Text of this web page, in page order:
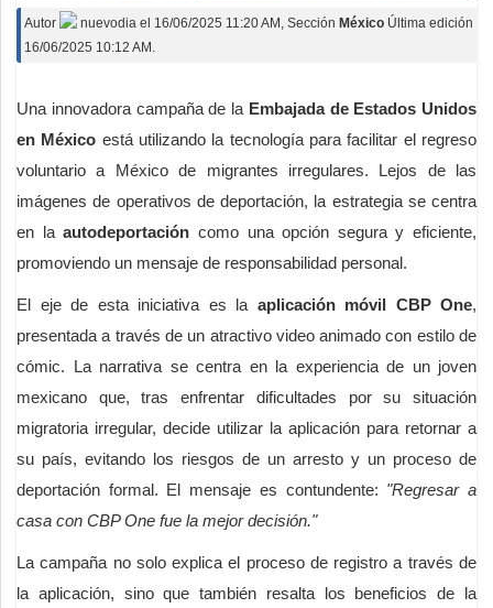
Autor nuevodia el 16/06/2025 11:20 AM , Sección México Última edición
16/06/2025 10:12 AM.
Una innovadora campaña de la Embajada de Estados Unidos
en México está utilizando la tecnología para facilitar el regreso
voluntario a México de migrantes irregulares. Lejos de las
imágenes de operativos de deportación, la estrategia se centra
en laautodeportación como una opción segura y eficiente,
promoviendo un mensaje de responsabilidad personal.
El eje de esta iniciativa es la aplicación móvil CBP One,
presentada a través de un atractivo video animado con estilo de
cómic. La narrativa se centra en la experiencia de un joven
mexicano que, tras enfrentar dificultades por su situación
migratoria irregular, decide utilizar la aplicación para retornar a
su país, evitando los riesgos de un arresto y un proceso de
deportación formal. El mensaje es contundente: "Regresar a
casa con CBP One fue la mejor decisión."
La campaña no solo explica el proceso de registro a través de
la aplicación, sino que también resalta los beneficios de la